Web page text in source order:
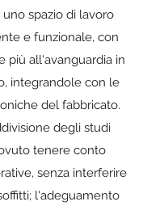
spazio di lavoro
e funzionale, con
più all'avanguardia in
integrandole con le
del fabbricato.
degli studi
tenere conto
senza interferire
l'adeguamento